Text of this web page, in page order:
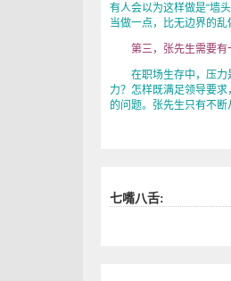
有人会以为这样做是“墙
当做一点，比无边界的乱
第三，张先生需要有
在职场生存中，压力是
力？怎样既满足领导要
的问题。张先生只有不断
七嘴八舌: